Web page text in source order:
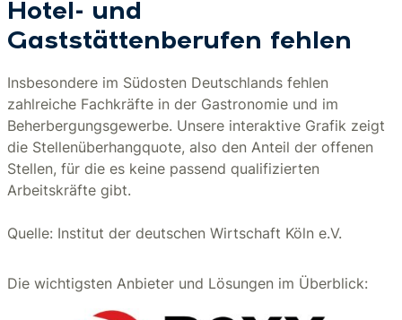
Hotel- und
Gaststättenberufen fehlen
Insbesondere im Südosten Deutschlands fehlen
zahlreiche Fachkräfte in der Gastronomie und im
Beherbergungsgewerbe. Unsere interaktive Grafik zeigt
die Stellenüberhangquote, also den Anteil der offenen
Stellen, für die es keine passend qualifizierten
Arbeitskräfte gibt.
Quelle: Institut der deutschen Wirtschaft Köln e.V.
Die wichtigsten Anbieter und Lösungen im Überblick: